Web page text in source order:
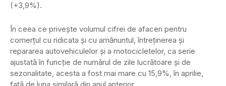
(+3,9%).
În ceea ce priveşte volumul cifrei de afaceri pentru
comerţul cu ridicata şi cu amănuntul, întreţinerea şi
repararea autovehiculelor şi a motocicletelor, ca serie
ajustată în funcţie de numărul de zile lucrătoare şi de
sezonalitate, acesta a fost mai mare cu 15,9%, în aprilie,